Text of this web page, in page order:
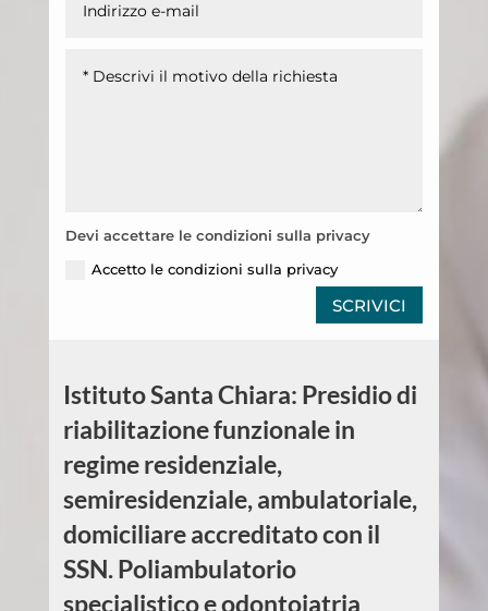
Devi accettare le condizioni sulla privacy
Accetto le condizioni sulla privacy
SCRIVICI
Istituto Santa Chiara: Presidio di
riabilitazione funzionale in
regime residenziale,
semiresidenziale, ambulatoriale,
domiciliare accreditato con il
SSN. Poliambulatorio
specialistico e odontoiatria